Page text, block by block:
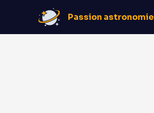
contenu
Passion astronomie